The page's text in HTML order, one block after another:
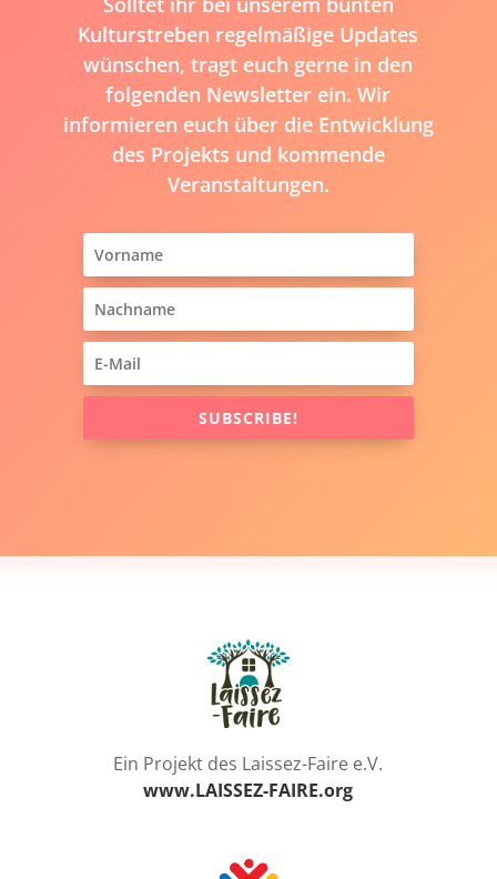
Kulturstreben regelmäßige Updates
wünschen, tragt euch gerne in den
folgenden Newsletter ein. Wir
informieren euch über die Entwicklung
des Projekts und kommende
Veranstaltungen.
SUBSCRIBE!
Ein Projekt des Laissez-Faire e.V.
www.LAISSEZ-FAIRE.org